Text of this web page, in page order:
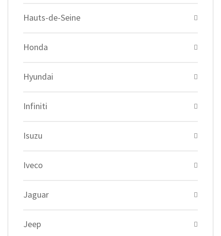
Hauts-de-Seine
Honda
Hyundai
Infiniti
Isuzu
Iveco
Jaguar
Jeep